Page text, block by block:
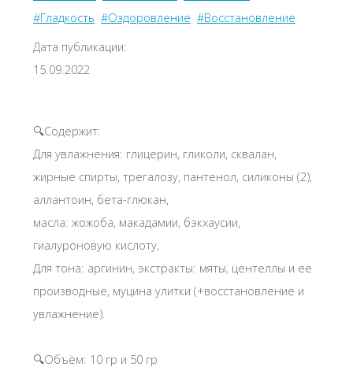
#Гладкость #Оздоровление #Восстановление
Дата публикации:
15.09.2022
🔍Содержит:
Для увлажнения: глицерин, гликоли, сквалан,
жирные спирты, трегалозу, пантенол, силиконы (2),
аллантоин, бета-глюкан,
масла: жожоба, макадамии, бэкхаусии,
гиалуроновую кислоту,
Для тона: аргинин, экстракты: мяты, центеллы и ее
производные, муцина улитки (+восстановление и
увлажнение).
🔍Объём: 10 гр и 50 гр